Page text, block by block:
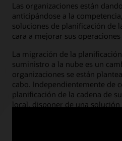
Las organizaciones están
anticipándose a la
soluciones de planificación de
cara a mejorar sus
La migración de la
suministro a la nube es un
organizaciones se están
cabo. Independientemente de
planificación de la cadena de
local, disponer de una